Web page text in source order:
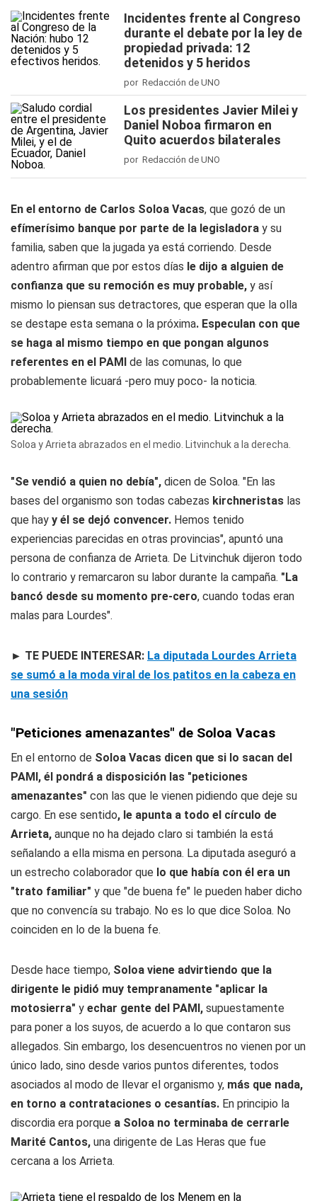
Incidentes frente al Congreso
durante el debate por la ley de
propiedad privada: 12
detenidos y 5 heridos
por Redacción de UNO
Los presidentes Javier Milei y
Daniel Noboa firmaron en
Quito acuerdos bilaterales
por Redacción de UNO
En el entorno de Carlos Soloa Vacas, que gozó de un
efímerísimo banque por parte de la legisladora y su
familia, saben que la jugada ya está corriendo. Desde
adentro afirman que por estos días le dijo a alguien de
confianza que su remoción es muy probable, y así
mismo lo piensan sus detractores, que esperan que la olla
se destape esta semana o la próxima. Especulan con que
se haga al mismo tiempo en que pongan algunos
referentes en el PAMI de las comunas, lo que
probablemente licuará -pero muy poco- la noticia.
Soloa y Arrieta abrazados en el medio. Litvinchuk a la derecha.
"Se vendió a quien no debía", dicen de Soloa. "En las
bases del organismo son todas cabezas kirchneristas las
que hay y él se dejó convencer. Hemos tenido
experiencias parecidas en otras provincias", apuntó una
persona de confianza de Arrieta. De Litvinchuk dijeron todo
lo contrario y remarcaron su labor durante la campaña. "La
bancó desde su momento pre-cero, cuando todas eran
malas para Lourdes".
► TE PUEDE INTERESAR: La diputada Lourdes Arrieta
se sumó a la moda viral de los patitos en la cabeza en
una sesión
"Peticiones amenazantes" de Soloa Vacas
En el entorno de Soloa Vacas dicen que si lo sacan del
PAMI, él pondrá a disposición las "peticiones
amenazantes" con las que le vienen pidiendo que deje su
cargo. En ese sentido, le apunta a todo el círculo de
Arrieta, aunque no ha dejado claro si también la está
señalando a ella misma en persona. La diputada aseguró a
un estrecho colaborador que lo que había con él era un
"trato familiar" y que "de buena fe" le pueden haber dicho
que no convencía su trabajo. No es lo que dice Soloa. No
coinciden en lo de la buena fe.
Desde hace tiempo, Soloa viene advirtiendo que la
dirigente le pidió muy tempranamente "aplicar la
motosierra" y echar gente del PAMI, supuestamente
para poner a los suyos, de acuerdo a lo que contaron sus
allegados. Sin embargo, los desencuentros no vienen por un
único lado, sino desde varios puntos diferentes, todos
asociados al modo de llevar el organismo y, más que nada,
en torno a contrataciones o cesantías. En principio la
discordia era porque a Soloa no terminaba de cerrarle
Marité Cantos, una dirigente de Las Heras que fue
cercana a los Arrieta.